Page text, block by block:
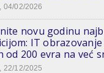
04/02/2026
novu godinu
IT
od 200 evra na već
22/12/2025